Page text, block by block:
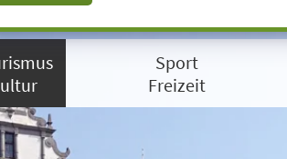
Sport
Freizeit